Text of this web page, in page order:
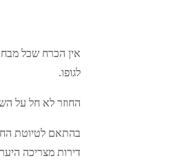
אין הכרח שכל
לגופו.
החוזר לא חל על
בהתאם לטיוטת